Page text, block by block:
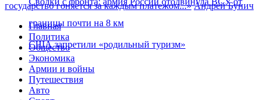
границы почти на 8 км
США запретили «родильный туризм»
государство гоняется за каждым платежом...» Андрей Бунич
Главная
Политика
Общество
Экономика
Армии и войны
Путешествия
Авто